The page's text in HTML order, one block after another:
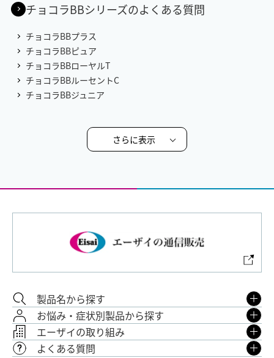
チョコラBBシリーズのよくある質問
チョコラBBプラス
チョコラBBピュア
チョコラBBローヤルT
チョコラBBルーセントC
チョコラBBジュニア
さらに表示
製品名から探す
お悩み・症状別製品から探す
エーザイの取り組み
よくある質問